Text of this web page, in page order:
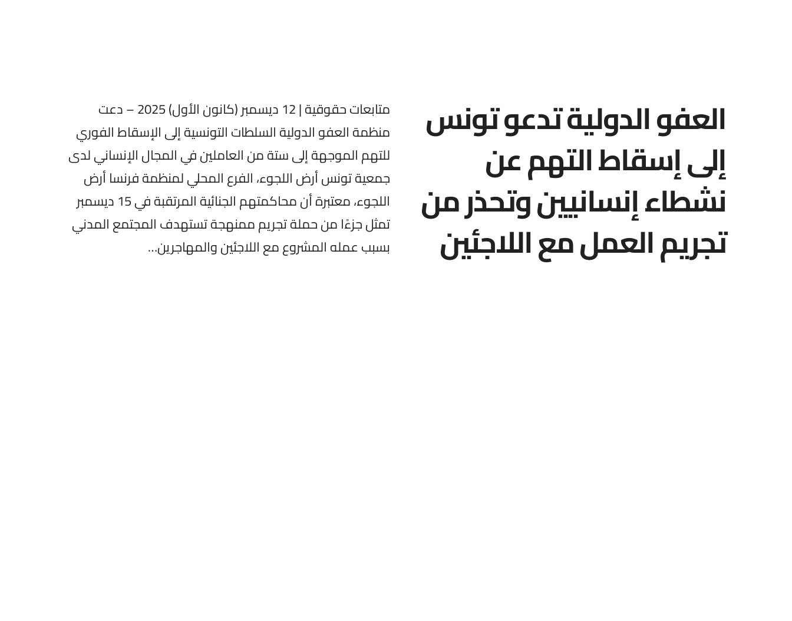
العفو الدولية تدعو تونس
إلى إسقاط التهم عن
نشطاء إنسانيين وتحذر من
تجريم العمل مع اللاجئين
متابعات حقوقية | 12 ديسمبر (كانون الأول) 2025 – دعت
منظمة العفو الدولية السلطات التونسية إلى الإسقاط الفوري
للتهم الموجهة إلى ستة من العاملين في المجال الإنساني لدى
جمعية تونس أرض اللجوء، الفرع المحلي لمنظمة فرنسا أرض
اللجوء، معتبرة أن محاكمتهم الجنائية المرتقبة في 15 ديسمبر
تمثل جزءًا من حملة تجريم ممنهجة تستهدف المجتمع المدني
بسبب عمله المشروع مع اللاجئين والمهاجرين…